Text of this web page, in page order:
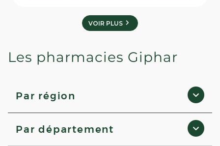
VOIR PLUS
Les pharmacies Giphar
Par région
Île-de-France
Par département